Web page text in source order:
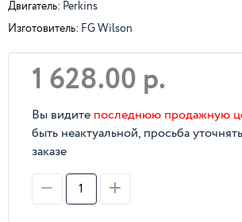
Двигатель: Perkins
Изготовитель: FG Wilson
1 628.00 р.
Вы видите последнюю продажную
быть неактуальной, просьба
заказе